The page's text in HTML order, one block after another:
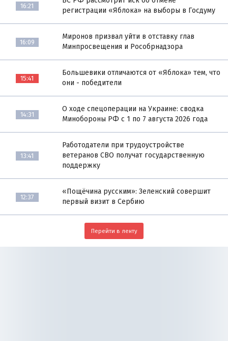
16:21
регистрации «Яблока» на выборы в Госдуму
16:09
Миронов призвал уйти в отставку глав
Минпросвещения и Рособрнадзора
15:41
Большевики отличаются от «Яблока» тем, что
они - победители
14:31
О ходе спецоперации на Украине: сводка
Минобороны РФ с 1 по 7 августа 2026 года
13:41
Работодатели при трудоустройстве
ветеранов СВО получат государственную
поддержку
12:37
«Пощёчина русским»: Зеленский совершит
первый визит в Сербию
Перейти в ленту